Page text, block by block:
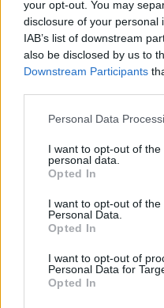
your opt-out. You may
disclosure of your personal
IAB’s list of downstream
also be disclosed by us to
Downstream Participants
Please note that this
not limited to your visit or
grant or deny consent to
use your data for below
consent section.
Personal Data
I want to opt-out of
personal data.
Opted In
I want to opt-out of the
Personal Data.
Opted In
I want to opt-out of
Personal Data for
Opted In